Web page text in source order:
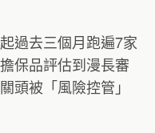
過去三個月跑遍7家
保品評估到漫長審
頭被「風險控管」